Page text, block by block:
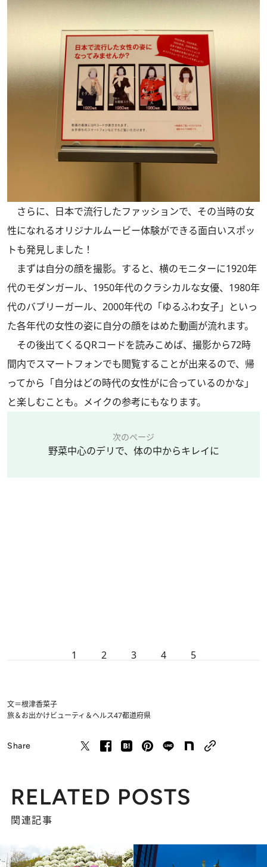
さらに、日本で流行したファッションで、その当時の女
性になれるオリジナルムービー体験ができる面白いスポッ
トも発見しました！
まずは自分の顔を撮影。すると、横のモニターに1920年
代のモダンガール、1950年代のクラシカルな女優、1980年
代のバブリーガール、2000年代の「ゆるふわ女子」といっ
た各年代の女性の姿に自分の顔をはめた動画が流れます。
その後出てくるQRコードを読みこめば、撮影から72時
間内でスマートフォンでも閲覧することが出来るので、帰
ってから「自分はどの時代の女性がに合っているのかな」
と楽しむことも。メイクの参考にもなります。
次のページ
野菜中心のデリで、体の中からキレイに
1 2 3 4 5
文＝根津香菜子
旅＆お出かけビューティ＆ヘルス47都道府県
Share
RELATED POSTS
関連記事